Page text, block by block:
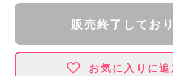
販売終了してお
お気に入りに追